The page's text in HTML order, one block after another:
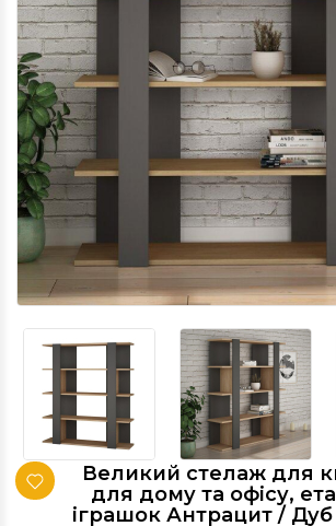
Великий стелаж для
для дому та офісу,
іграшок Антрацит /